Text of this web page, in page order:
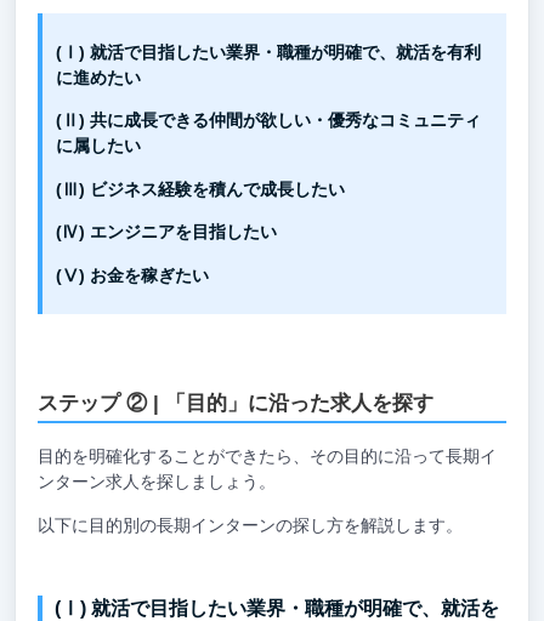
(Ⅰ) 就活で目指したい業界・職種が明確で、就活を有利
に進めたい
(Ⅱ) 共に成長できる仲間が欲しい・優秀なコミュニティ
に属したい
(Ⅲ) ビジネス経験を積んで成長したい
(Ⅳ) エンジニアを目指したい
(Ⅴ) お金を稼ぎたい
ステップ ② | 「目的」に沿った求人を探す
目的を明確化することができたら、その目的に沿って長期イ
ンターン求人を探しましょう。
以下に目的別の長期インターンの探し方を解説します。
(Ⅰ) 就活で目指したい業界・職種が明確で、就活を